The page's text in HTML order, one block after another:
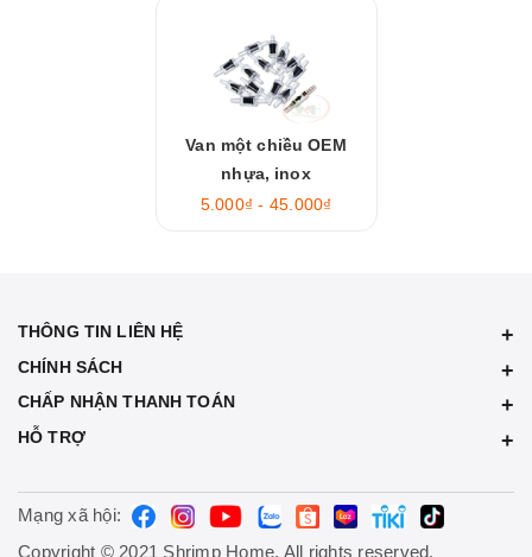
Van một chiều OEM
nhựa, inox
5.000₫ - 45.000₫
THÔNG TIN LIÊN HỆ
CHÍNH SÁCH
CHẤP NHẬN THANH TOÁN
HỖ TRỢ
Mạng xã hội:
Copyright © 2021 Shrimp Home. All rights reserved.